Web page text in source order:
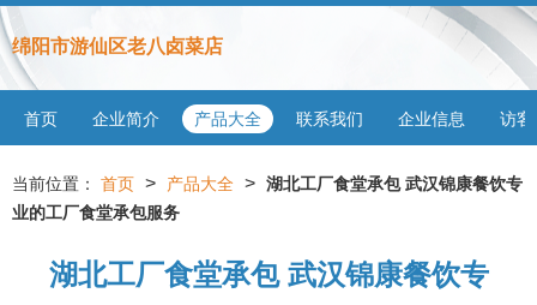
绵阳市游仙区老八卤菜店
首页 企业简介 产品大全 联系我们 企业信息 访客
当前位置： 首页 > 产品大全 > 湖北工厂食堂承包 武汉锦康餐饮专
业的工厂食堂承包服务
湖北工厂食堂承包 武汉锦康餐饮专